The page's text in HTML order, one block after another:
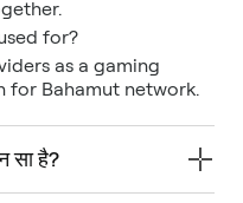
for?
as a gaming
for Bahamut network.
सा है?